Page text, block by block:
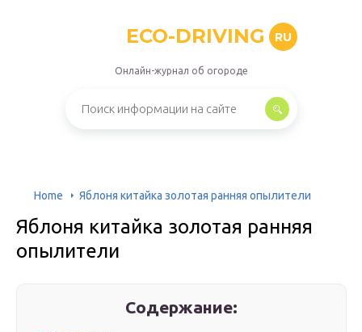
ECO-DRIVING RU
Онлайн-журнал об огороде
Home Яблоня китайка золотая ранняя опылители
Яблоня китайка золотая ранняя
опылители
Содержание: